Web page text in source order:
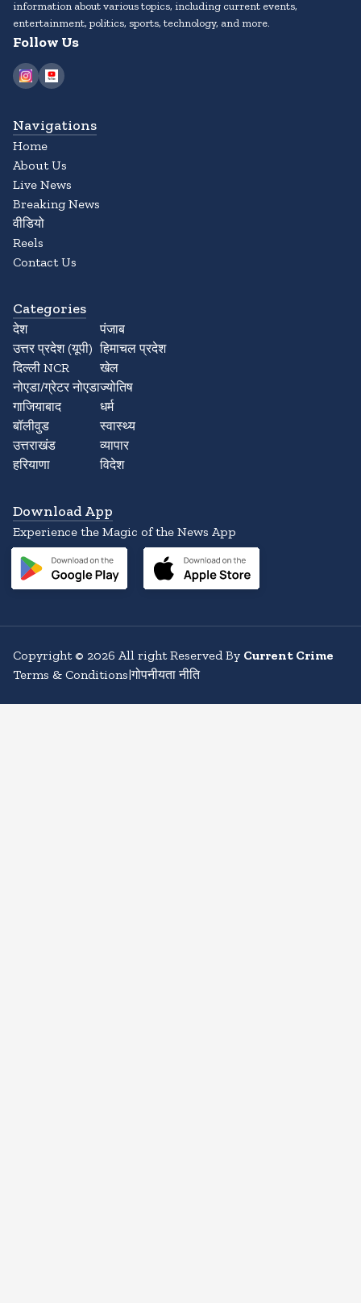
information about various topics, including current events,
entertainment, politics, sports, technology, and more.
Follow Us
Navigations
Home
About Us
Live News
Breaking News
वीडियो
Reels
Contact Us
Categories
देश
उत्तर प्रदेश (यूपी)
दिल्ली NCR
नोएडा/ग्रेटर नोएडा
गाजियाबाद
बॉलीवुड
उत्तराखंड
हरियाणा
पंजाब
हिमाचल प्रदेश
खेल
ज्योतिष
धर्म
स्वास्थ्य
व्यापार
विदेश
Download App
Experience the Magic of the News App
Copyright© 2026 All right Reserved By Current Crime
Terms & Conditions|गोपनीयता नीति